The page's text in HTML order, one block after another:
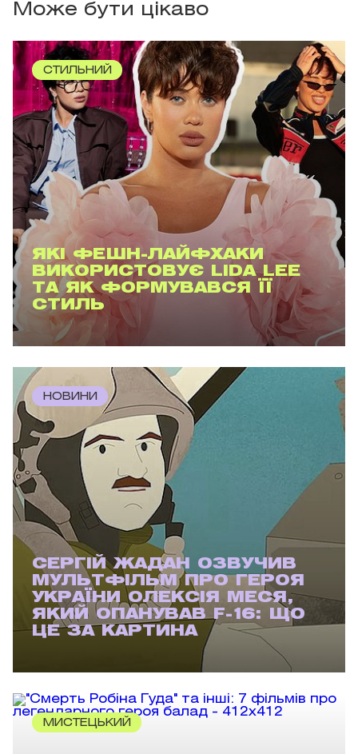
Може бути цікаво
СТИЛЬНИЙ
ЯКІ ФЕШН-ЛАЙФХАКИ
ВИКОРИСТОВУЄ LIDA LEE
ТА ЯК ФОРМУВАВСЯ ЇЇ
СТИЛЬ
НОВИНИ
СЕРГІЙ ЖАДАН ОЗВУЧИВ
МУЛЬТФІЛЬМ ПРО ГЕРОЯ
УКРАЇНИ ОЛЕКСІЯ МЕСЯ,
ЯКИЙ ОПАНУВАВ F-16: ЩО
ЦЕ ЗА КАРТИНА
МИСТЕЦЬКИЙ